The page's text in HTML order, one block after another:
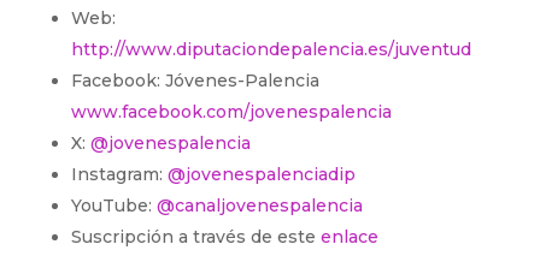
Web:
http://www.diputaciondepalencia.es/juventud
Facebook: Jóvenes-Palencia
www.facebook.com/jovenespalencia
X: @jovenespalencia
Instagram: @jovenespalenciadip
YouTube: @canaljovenespalencia
Suscripción a través de este enlace